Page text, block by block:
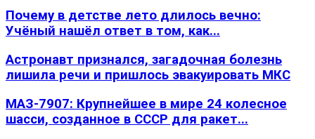
Почему в детстве лето длилось вечно:
Учёный нашёл ответ в том, как...
Астронавт признался, загадочная болезнь
лишила речи и пришлось эвакуировать МКС
МАЗ-7907: Крупнейшее в мире 24 колесное
шасси, созданное в СССР для ракет...